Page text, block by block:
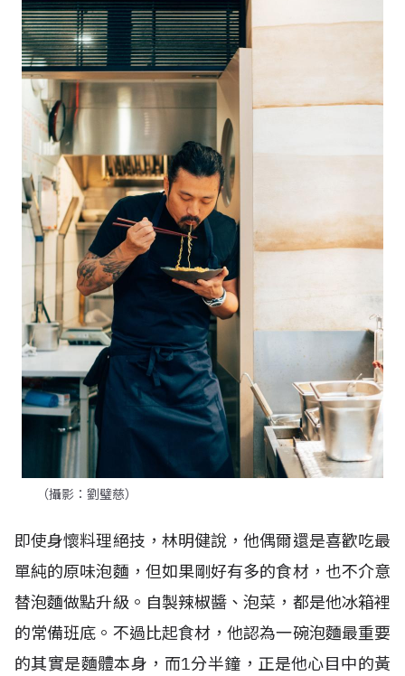
（攝影：劉璧慈）
即使身懷料理絕技，林明健說，他偶爾還是喜歡吃最
單純的原味泡麵，但如果剛好有多的食材，也不介意
替泡麵做點升級。自製辣椒醬、泡菜，都是他冰箱裡
的常備班底。不過比起食材，他認為一碗泡麵最重要
的其實是麵體本身，而1分半鐘，正是他心目中的黃